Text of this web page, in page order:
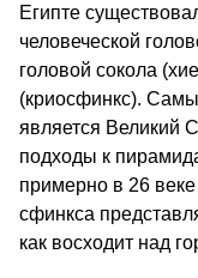
Египте
человеческой
головой сокола
(криосфинкс).
является Великий
подходы к
примерно в 26
сфинкса
как восходит над